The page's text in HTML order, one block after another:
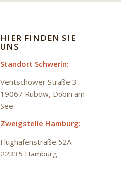
HIER FINDEN SIE
UNS
Standort Schwerin:
Ventschower Straße 3
19067 Rubow, Dobin am
See
Zweigstelle Hamburg:
Flughafenstraße 52A
22335 Hamburg